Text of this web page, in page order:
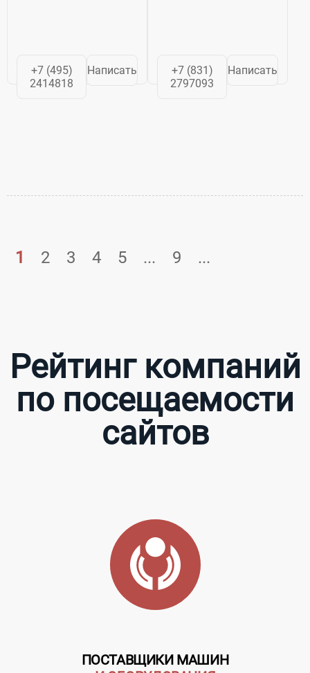
+7 (495)
2414818
Написать
+7 (831)
2797093
Написать
1 2 3 4 5 ... 9 ...
Рейтинг компаний
по посещаемости
сайтов
ПОСТАВЩИКИ МАШИН